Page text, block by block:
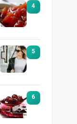
4
5
6